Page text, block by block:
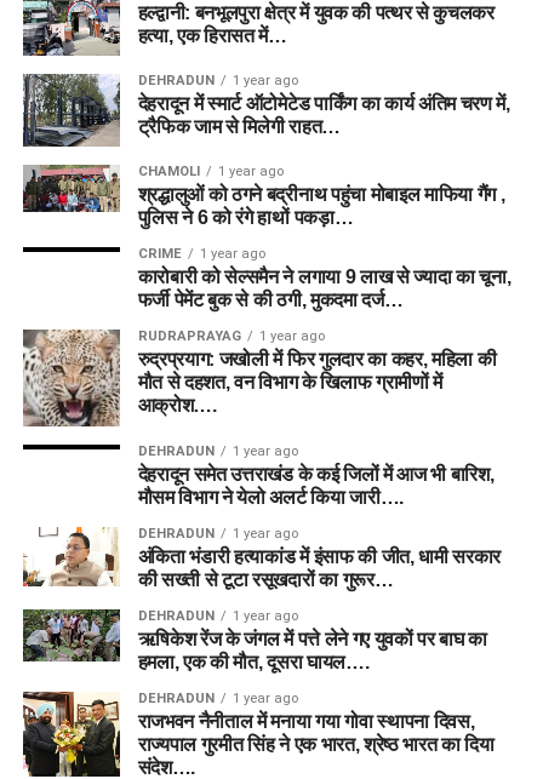
हल्द्वानी: बनभूलपुरा क्षेत्र में युवक की पत्थर से कुचलकर
हत्या, एक हिरासत में…
DEHRADUN 1 year ago
देहरादून में स्मार्ट ऑटोमेटेड पार्किंग का कार्य अंतिम चरण में,
ट्रैफिक जाम से मिलेगी राहत…
CHAMOLI 1 year ago
श्रद्धालुओं को ठगने बद्रीनाथ पहुंचा मोबाइल माफिया गैंग ,
पुलिस ने 6 को रंगे हाथों पकड़ा…
CRIME 1 year ago
कारोबारी को सेल्समैन ने लगाया 9 लाख से ज्यादा का चूना,
फर्जी पेमेंट बुक से की ठगी, मुकदमा दर्ज…
RUDRAPRAYAG 1 year ago
रुद्रप्रयाग: जखोली में फिर गुलदार का कहर, महिला की
मौत से दहशत, वन विभाग के खिलाफ ग्रामीणों में
आक्रोश….
DEHRADUN 1 year ago
देहरादून समेत उत्तराखंड के कई जिलों में आज भी बारिश,
मौसम विभाग ने येलो अलर्ट किया जारी….
DEHRADUN 1 year ago
अंकिता भंडारी हत्याकांड में इंसाफ की जीत, धामी सरकार
की सख्ती से टूटा रसूखदारों का गुरूर…
DEHRADUN 1 year ago
ऋषिकेश रेंज के जंगल में पत्ते लेने गए युवकों पर बाघ का
हमला, एक की मौत, दूसरा घायल….
DEHRADUN 1 year ago
राजभवन नैनीताल में मनाया गया गोवा स्थापना दिवस,
राज्यपाल गुरमीत सिंह ने एक भारत, श्रेष्ठ भारत का दिया
संदेश….